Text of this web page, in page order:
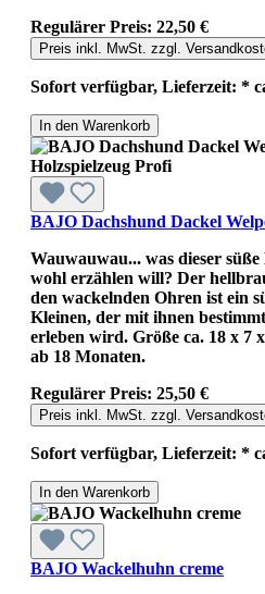
Regulärer Preis: 22,50 €
Preis inkl. MwSt. zzgl.
Sofort verfügbar, Lieferzeit: *
In den Warenkorb
BAJO Dachshund Dackel
Wauwauwau... was dieser
wohl erzählen will? Der
den wackelnden Ohren ist ein
Kleinen, der mit ihnen
erleben wird. Größe ca. 18 x 7
ab 18 Monaten.
Regulärer Preis: 25,50 €
Preis inkl. MwSt. zzgl.
Sofort verfügbar, Lieferzeit: *
In den Warenkorb
BAJO Wackelhuhn creme